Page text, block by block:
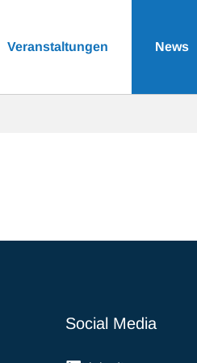
Veranstaltungen News
Social Media